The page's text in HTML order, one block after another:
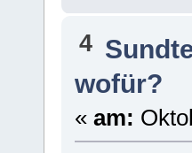
4
wofür?
« am: